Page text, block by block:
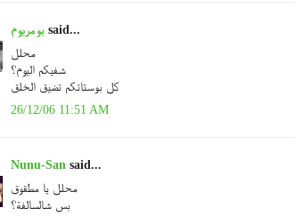
بومريوم said...
محلل
شفيكم اليوم؟
كل بوستاتكم تضيق الخلق
26/12/06 11:51 AM
Nunu-San said...
محلل يا مطقوق
بس شالسالفة؟